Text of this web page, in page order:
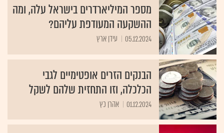
מספר המיליארדרים בישראל עלה, ומה
ההשקעה המעודפת עליהם?
05.12.2024 עידן ארץ
הבנקים הזרים אופטימיים לגבי
הכלכלה, וזו התחזית שלהם לשקל
01.12.2024 אהרן כץ